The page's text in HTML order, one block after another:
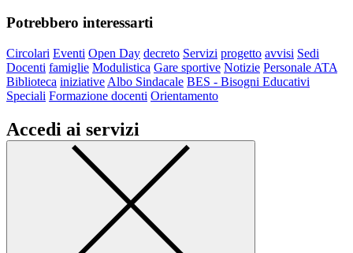
Potrebbero interessarti
Circolari Eventi Open Day decreto Servizi progetto avvisi Sedi
Docenti famiglie Modulistica Gare sportive Notizie Personale ATA
Biblioteca iniziative Albo Sindacale BES - Bisogni Educativi
Speciali Formazione docenti Orientamento
Accedi ai servizi